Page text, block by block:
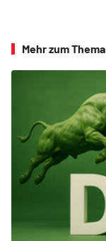
Mehr zum Thema